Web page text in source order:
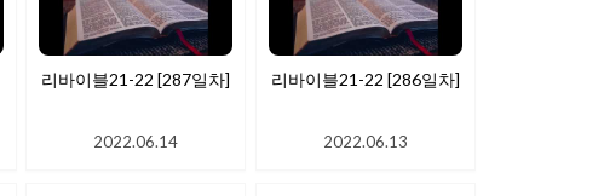
리바이블21-22 [287일차]
2022.06.14
리바이블21-22 [286일차]
2022.06.13